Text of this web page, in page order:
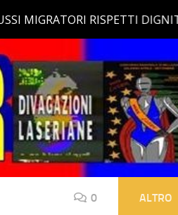
0 ALTRO